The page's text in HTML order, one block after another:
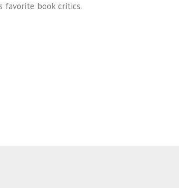
favorite book critics.